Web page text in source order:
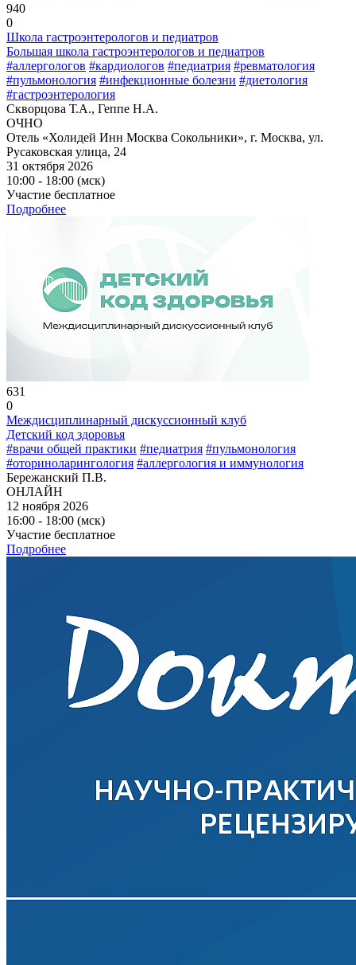
940
0
Школа гастроэнтерологов и педиатров
Большая школа гастроэнтерологов и педиатров
#аллергологов #кардиологов #педиатрия #ревматология
#пульмонология #инфекционные болезни #диетология
#гастроэнтерология
Скворцова Т.А., Геппе Н.А.
ОЧНО
Отель «Холидей Инн Москва Сокольники», г. Москва, ул.
Русаковская улица, 24
31 октября 2026
10:00 - 18:00 (мск)
Участие бесплатное
Подробнее
631
0
Междисциплинарный дискуссионный клуб
Детский код здоровья
#врачи общей практики #педиатрия #пульмонология
#оториноларингология #аллергология и иммунология
Бережанский П.В.
ОНЛАЙН
12 ноября 2026
16:00 - 18:00 (мск)
Участие бесплатное
Подробнее